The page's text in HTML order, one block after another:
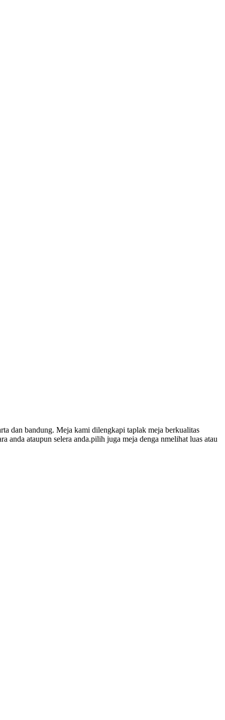
dan bandung. Meja kami dilengkapi taplak meja berkualitas
anda ataupun selera anda.pilih juga meja denga nmelihat luas atau